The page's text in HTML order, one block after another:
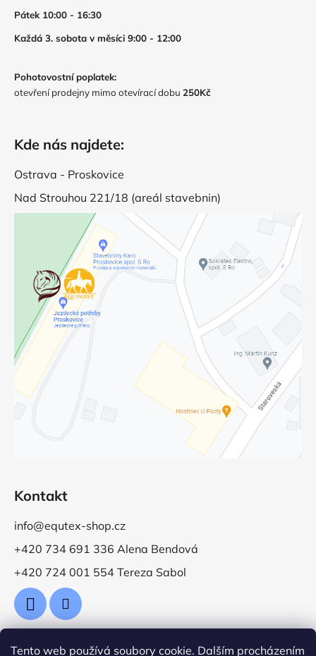
Tento web používá soubory cookie. Dalším procházením
Pátek 10:00 - 16:30
Každá 3. sobota v měsíci 9:00 - 12:00
Pohotovostní poplatek:
otevření prodejny mimo otevírací dobu 250Kč
Kde nás najdete:
Ostrava - Proskovice
Nad Strouhou 221/18 (areál stavebnin)
Kontakt
info@equtex-shop.cz
+420 734 691 336 Alena Bendová
+420 724 001 554 Tereza Sabol